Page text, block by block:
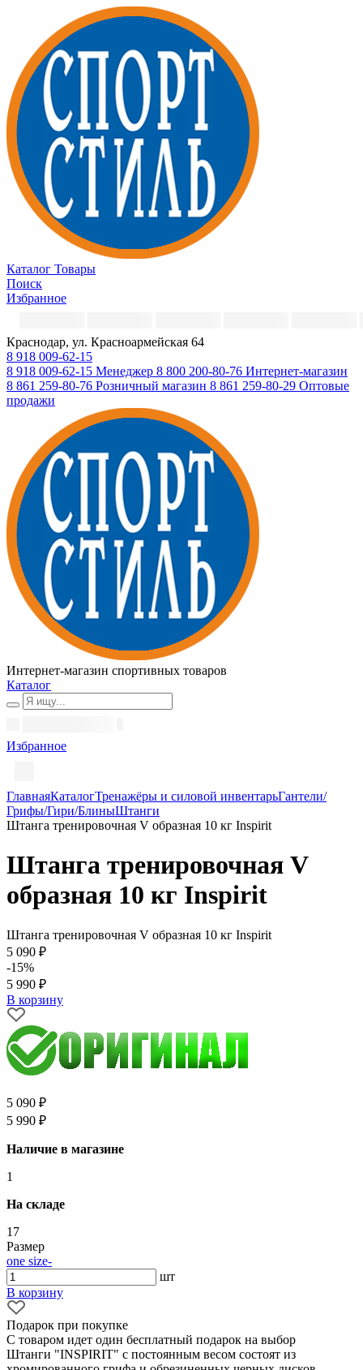
Каталог Товары
Поиск
Избранное
Краснодар, ул. Красноармейская 64
8 918 009-62-15
8 918 009-62-15 Менеджер 8 800 200-80-76 Интернет-магазин
8 861 259-80-76 Розничный магазин 8 861 259-80-29 Оптовые
продажи
Интернет-магазин спортивных товаров
Каталог
Избранное
ГлавнаяКаталогТренажёры и силовой инвентарьГантели/
Грифы/Гири/БлиныШтанги
Штанга тренировочная V образная 10 кг Inspirit
Штанга тренировочная V
образная 10 кг Inspirit
Штанга тренировочная V образная 10 кг Inspirit
5 090 ₽
-15%
5 990 ₽
В корзину
5 090 ₽
5 990 ₽
Наличие в магазине
1
На складе
17
Размер
one size-
шт
В корзину
Подарок при покупке
С товаром идет один бесплатный подарок на выбор
Штанги "INSPIRIT" с постоянным весом состоят из